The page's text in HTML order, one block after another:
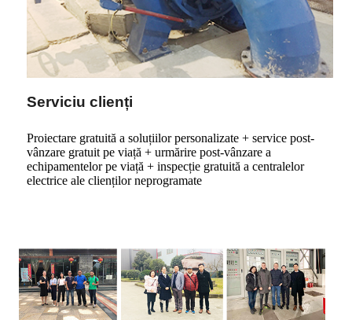
Serviciu clienți
Proiectare gratuită a soluțiilor personalizate + service post-
vânzare gratuit pe viață + urmărire post-vânzare a
echipamentelor pe viață + inspecție gratuită a centralelor
electrice ale clienților neprogramate